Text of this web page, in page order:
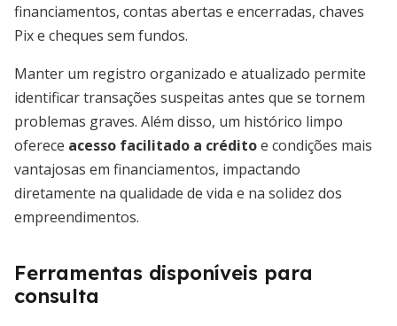
financiamentos, contas abertas e encerradas, chaves
Pix e cheques sem fundos.
Manter um registro organizado e atualizado permite
identificar transações suspeitas antes que se tornem
problemas graves. Além disso, um histórico limpo
oferece acesso facilitado a créditoe condições mais
vantajosas em financiamentos, impactando
diretamente na qualidade de vida e na solidez dos
empreendimentos.
Ferramentas disponíveis para
consulta